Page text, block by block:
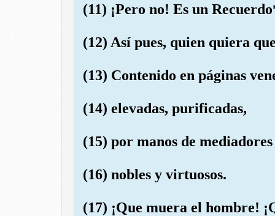
(11) ¡Pero no! Es un
(12) Así pues, quien quiera
(13) Contenido en páginas
(14) elevadas, purificadas,
(15) por manos de mediadores
(16) nobles y virtuosos.
(17) ¡Que muera el hombre!